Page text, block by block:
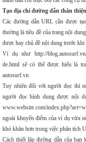
Tạo địa chỉ đường dẫn thân
Các đường dẫn URL cần được
thường là tiêu đề của trang nội
được hay chủ đề nội dung trước
Ví dụ như http://blog.autosurf.vn/
de.html sẽ có thể được hiểu là
autosurf.vn.
Tuy nhiên đối với người đọc thì
người đọc hình dung được nội
www.website.com/
ngoài khuyến điểm của ví dụ vừa
khó khăn hơn trong việc phân tích
Cách thiết lập đường dẫn của bạn